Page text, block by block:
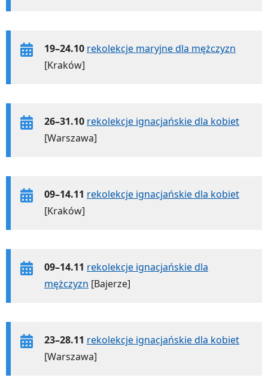
19–24.10 rekolekcje maryjne dla mężczyzn
[Kraków]
26–31.10 rekolekcje ignacjańskie dla kobiet
[Warszawa]
09–14.11 rekolekcje ignacjańskie dla kobiet
[Kraków]
09–14.11 rekolekcje ignacjańskie dla
mężczyzn [Bajerze]
23–28.11 rekolekcje ignacjańskie dla kobiet
[Warszawa]